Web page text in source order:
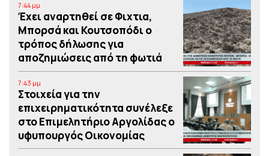
7:44 μμ
Έχει αναρτηθεί σε Φιχτια,
Μπορσά και Κουτσοπόδι ο
τρόπος δήλωσης για
αποζημιώσεις από τη φωτιά
7:43 μμ
Στοιχεία για την
επιχειρηματικότητα συνέλεξε
στο Επιμελητήριο Αργολίδας ο
υφυπουργός Οικονομίας